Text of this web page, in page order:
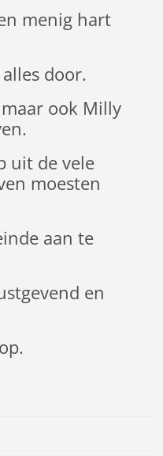
menig hart
door.
ook Milly
uit de vele
moesten
aan te
en